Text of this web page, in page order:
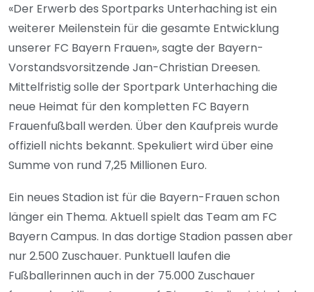
«Der Erwerb des Sportparks Unterhaching ist ein
weiterer Meilenstein für die gesamte Entwicklung
unserer FC Bayern Frauen», sagte der Bayern-
Vorstandsvorsitzende Jan-Christian Dreesen.
Mittelfristig solle der Sportpark Unterhaching die
neue Heimat für den kompletten FC Bayern
Frauenfußball werden. Über den Kaufpreis wurde
offiziell nichts bekannt. Spekuliert wird über eine
Summe von rund 7,25 Millionen Euro.
Ein neues Stadion ist für die Bayern-Frauen schon
länger ein Thema. Aktuell spielt das Team am FC
Bayern Campus. In das dortige Stadion passen aber
nur 2.500 Zuschauer. Punktuell laufen die
Fußballerinnen auch in der 75.000 Zuschauer